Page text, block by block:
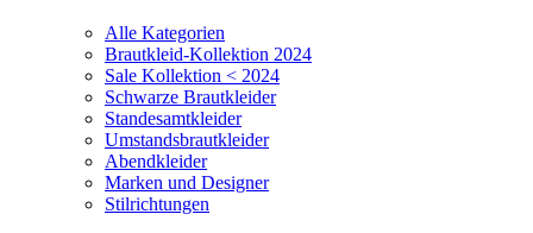
Alle Kategorien
Brautkleid-Kollektion 2024
Sale Kollektion < 2024
Schwarze Brautkleider
Standesamtkleider
Umstandsbrautkleider
Abendkleider
Marken und Designer
Stilrichtungen